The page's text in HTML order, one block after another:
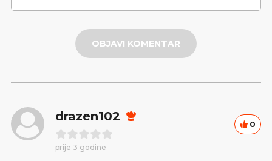
OBJAVI KOMENTAR
drazen102
prije 3 godine
0